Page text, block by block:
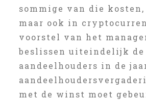
sommige van die
maar ook in
voorstel van het
beslissen uiteindelijk de
aandeelhouders in de
met de winst moet